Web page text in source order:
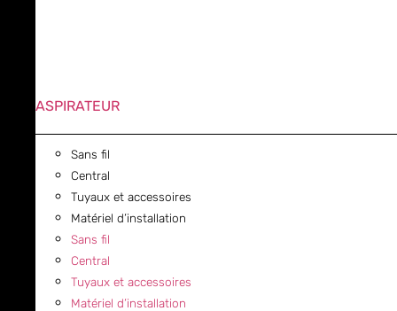
ASPIRATEUR
Sans fil
Central
Tuyaux et accessoires
Matériel d’installation
Sans fil
Central
Tuyaux et accessoires
Matériel d’installation